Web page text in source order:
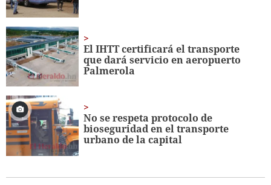
El IHTT certificará el transporte
que dará servicio en aeropuerto
Palmerola
No se respeta protocolo de
bioseguridad en el transporte
urbano de la capital